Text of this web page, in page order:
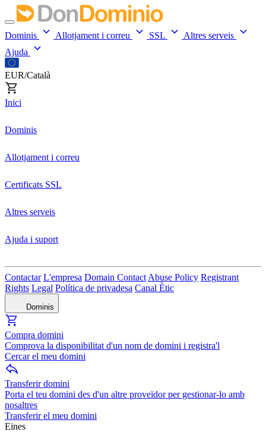
Dominis Allotjament i correu SSL
Altres serveis
Ajuda
EUR/Català
Inici
Dominis
Allotjament i correu
Certificats SSL
Altres serveis
Ajuda i suport
Contactar L'empresa Domain Contact Abuse Policy Registrant
Rights Legal Política de privadesa Canal Ètic
Dominis
Compra domini
Comprova la disponibilitat d'un nom de domini i registra'l
Cercar el meu domini
Transferir domini
Porta el teu domini des d'un altre proveïdor per gestionar-lo amb
nosaltres
Transferir el meu domini
Eines